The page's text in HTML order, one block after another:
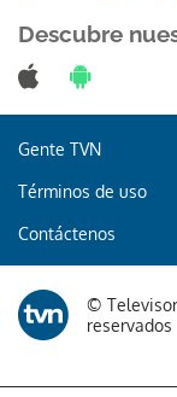
Descubre
Gente TVN
Términos de uso
Contáctenos
©
reservados